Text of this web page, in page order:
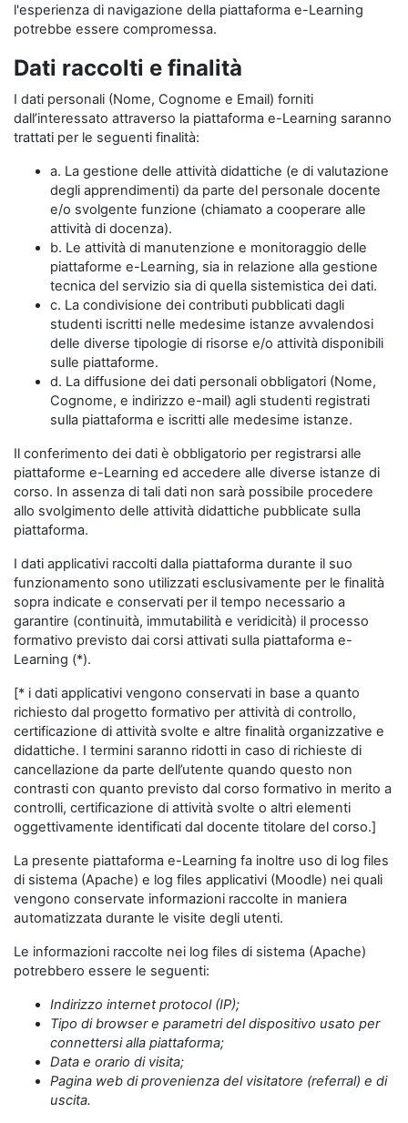
l'esperienza di navigazione della piattaforma e-Learning
potrebbe essere compromessa.
Dati raccolti e finalità
I dati personali (Nome, Cognome e Email) forniti
dall’interessato attraverso la piattaforma e-Learning saranno
trattati per le seguenti finalità:
a. La gestione delle attività didattiche (e di valutazione
degli apprendimenti) da parte del personale docente
e/o svolgente funzione (chiamato a cooperare alle
attività di docenza).
b. Le attività di manutenzione e monitoraggio delle
piattaforme e-Learning, sia in relazione alla gestione
tecnica del servizio sia di quella sistemistica dei dati.
c. La condivisione dei contributi pubblicati dagli
studenti iscritti nelle medesime istanze avvalendosi
delle diverse tipologie di risorse e/o attività disponibili
sulle piattaforme.
d. La diffusione dei dati personali obbligatori (Nome,
Cognome, e indirizzo e-mail) agli studenti registrati
sulla piattaforma e iscritti alle medesime istanze.
Il conferimento dei dati è obbligatorio per registrarsi alle
piattaforme e-Learning ed accedere alle diverse istanze di
corso. In assenza di tali dati non sarà possibile procedere
allo svolgimento delle attività didattiche pubblicate sulla
piattaforma.
I dati applicativi raccolti dalla piattaforma durante il suo
funzionamento sono utilizzati esclusivamente per le finalità
sopra indicate e conservati per il tempo necessario a
garantire (continuità, immutabilità e veridicità) il processo
formativo previsto dai corsi attivati sulla piattaforma e-
Learning (*).
[* i dati applicativi vengono conservati in base a quanto
richiesto dal progetto formativo per attività di controllo,
certificazione di attività svolte e altre finalità organizzative e
didattiche. I termini saranno ridotti in caso di richieste di
cancellazione da parte dell’utente quando questo non
contrasti con quanto previsto dal corso formativo in merito a
controlli, certificazione di attività svolte o altri elementi
oggettivamente identificati dal docente titolare del corso.]
La presente piattaforma e-Learning fa inoltre uso di log files
di sistema (Apache) e log files applicativi (Moodle) nei quali
vengono conservate informazioni raccolte in maniera
automatizzata durante le visite degli utenti.
Le informazioni raccolte nei log files di sistema (Apache)
potrebbero essere le seguenti:
Indirizzo internet protocol (IP);
Tipo di browser e parametri del dispositivo usato per
connettersi alla piattaforma;
Data e orario di visita;
Pagina web di provenienza del visitatore (referral) e di
uscita.